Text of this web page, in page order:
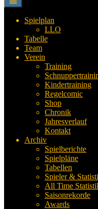
Spielplan
LLO
Tabelle
Team
Verein
Training
Kindertraining
Regelcomic
Shop
Chronik
Jahresverlauf
Kontakt
Archiv
Spielberichte
Spielpläne
Tabellen
Spieler &
All Time
Saisonrekorde
Awards